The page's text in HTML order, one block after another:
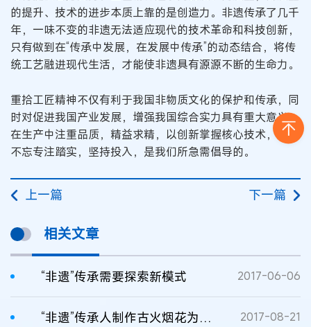
的提升、技术的进步本质上靠的是创造力。非遗传承了几千
年，一味不变的非遗无法适应现代的技术革命和科技创新，
只有做到在“传承中发展，在发展中传承”的动态结合，将传
统工艺融进现代生活，才能使非遗具有源源不断的生命力。
重拾工匠精神不仅有利于我国非物质文化的保护和传承，同
时对促进我国产业发展，增强我国综合实力具有重大意义。
在生产中注重品质，精益求精，以创新掌握核心技术，同时
不忘专注踏实，坚持投入，是我们所急需倡导的。
上一篇 下一篇
相关文章
“非遗”传承需要探索新模式 2017-06-06
“非遗”传承人制作古火烟花为何入刑？ 2017-08-21